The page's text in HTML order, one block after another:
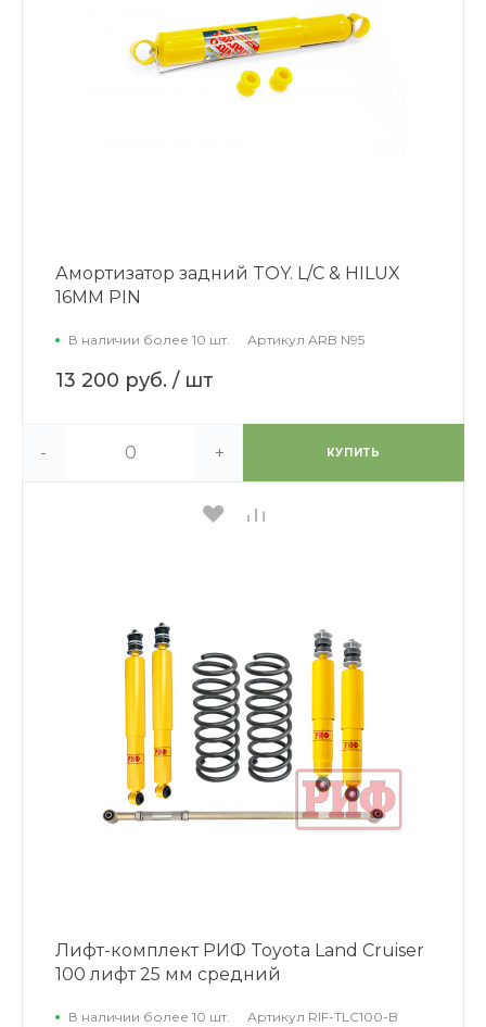
Амортизатор задний TOY. L/C & HILUX
16MM PIN
В наличии более 10 шт. Артикул ARB N95
13 200 руб. / шт
- + КУПИТЬ
Лифт-комплект РИФ Toyota Land Cruiser
100 лифт 25 мм средний
В наличии более 10 шт. Артикул RIF-TLC100-B